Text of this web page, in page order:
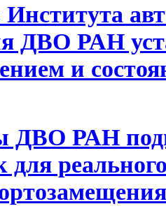
ДВО РАН
и
ДВО РАН
для